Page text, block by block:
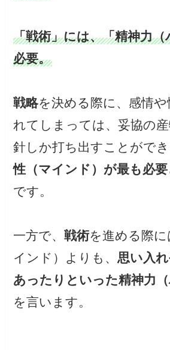
「戦術」には、「精神力
必要。
戦略を決める際に、感情や
れてしまっては、妥協の
針しか打ち出すことがで
性（マインド）が最も必
です。
一方で、戦術を進める際
インド）よりも、 思い入
あったりといった精神力（
を言います。